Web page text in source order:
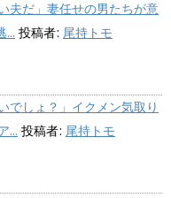
夫だ」妻任せの男たちが意
... 投稿者: 尾持トモ
でしょ？」イクメン気取り
... 投稿者: 尾持トモ